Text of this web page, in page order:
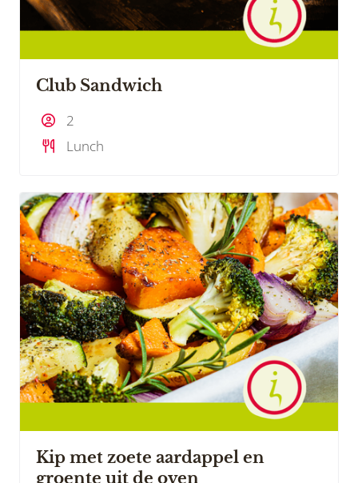
Club Sandwich
2
Lunch
Kip met zoete aardappel en
groente uit de oven